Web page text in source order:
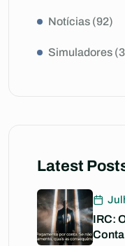
Notícias (92)
Simuladores
Latest
IRC: